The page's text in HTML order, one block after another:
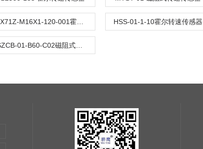
HSS-01-1-10霍尔转速传感器